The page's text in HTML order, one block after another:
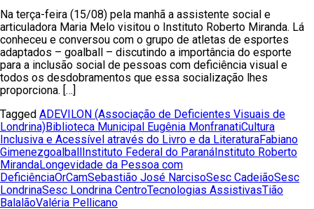
Na terça-feira (15/08) pela manhã a assistente social e
articuladora Maria Melo visitou o Instituto Roberto Miranda. Lá
conheceu e conversou com o grupo de atletas de esportes
adaptados – goalball – discutindo a importância do esporte
para a inclusão social de pessoas com deficiência visual e
todos os desdobramentos que essa socialização lhes
proporciona. […]
Tagged ADEVILON (Associação de Deficientes Visuais de
Londrina)Biblioteca Municipal Eugênia MonfranatiCultura
Inclusiva e Acessível através do Livro e da LiteraturaFabiano
GimenezgoalballInstituto Federal do ParanáInstituto Roberto
MirandaLongevidade da Pessoa com
DeficiênciaOrCamSebastião José NarcisoSesc CadeiãoSesc
LondrinaSesc Londrina CentroTecnologias AssistivasTião
BalalãoValéria Pellicano